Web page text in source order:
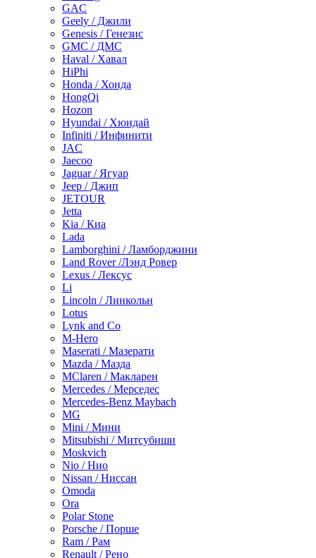
GAC
Geely / Джили
Genesis / Генезис
GMC / ДМС
Haval / Хавал
HiPhi
Honda / Хонда
HongQi
Hozon
Hyundai / Хюндай
Infiniti / Инфинити
JAC
Jaecoo
Jaguar / Ягуар
Jeep / Джип
JETOUR
Jetta
Kia / Киа
Lada
Lamborghini / Ламборджини
Land Rover /Лэнд Ровер
Lexus / Лексус
Li
Lincoln / Линкольн
Lotus
Lynk and Co
M-Hero
Maserati / Мазерати
Mazda / Мазда
MClaren / Макларен
Mercedes / Мерседес
Mercedes-Benz Maybach
MG
Mini / Мини
Mitsubishi / Митсубиши
Moskvich
Nio / Нио
Nissan / Ниссан
Omoda
Ora
Polar Stone
Porsche / Порше
Ram / Рам
Renault / Рено